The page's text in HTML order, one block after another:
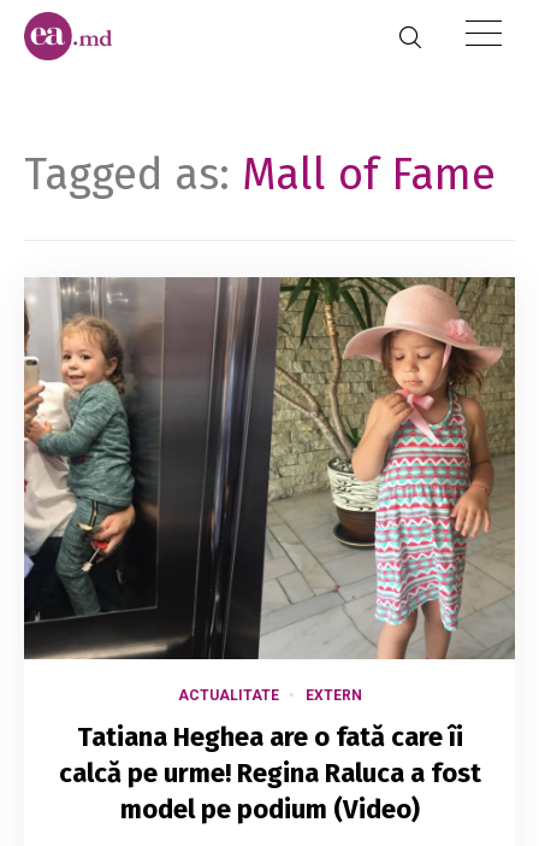
Tagged as: Mall of Fame
ACTUALITATE EXTERN
Tatiana Heghea are o fată care îi
calcă pe urme! Regina Raluca a fost
model pe podium (Video)